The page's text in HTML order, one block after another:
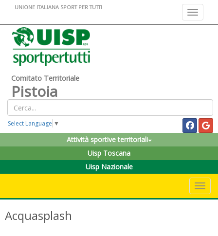
Toggle
UNIONE ITALIANA SPORT PER TUTTI
Comitato Territoriale
Pistoia
Select Language ▼
Attività sportive territoriali
Uisp Toscana
Uisp Nazionale
Acquasplash